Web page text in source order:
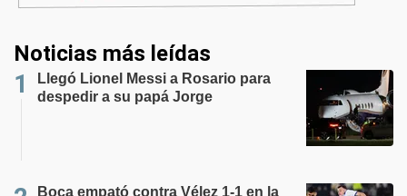
Noticias más leídas
Llegó Lionel Messi a Rosario para
despedir a su papá Jorge
Boca empató contra Vélez 1-1 en la